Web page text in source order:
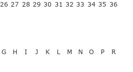
26 27 28 29 30 31 32 33 34 35 36
G H I J K L M N O P
R